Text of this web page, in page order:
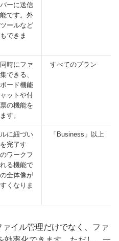
ーに送信
です。外
ールなど
できま
時にファ
できる、
ード機能
ットや付
の機能を
す。
すべてのプラン
ルに紐づい
完了す
ワークフ
る機能で
全体像が
くなりま
「Business」以上
イル管理だけでなく、ファ